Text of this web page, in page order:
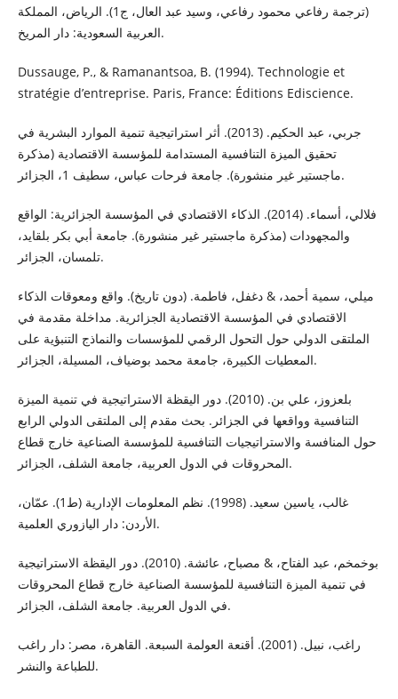
(ترجمة رفاعي محمود رفاعي، وسيد عبد العال، ج1). الرياض، المملكة
العربية السعودية: دار المريخ.
Dussauge, P., & Ramanantsoa, B. (1994). Technologie et
stratégie d’entreprise. Paris, France: Éditions Ediscience.
جربي، عبد الحكيم. (2013). أثر استراتيجية تنمية الموارد البشرية في
تحقيق الميزة التنافسية المستدامة للمؤسسة الاقتصادية (مذكرة
ماجستير غير منشورة). جامعة فرحات عباس، سطيف 1، الجزائر.
فلالي، أسماء. (2014). الذكاء الاقتصادي في المؤسسة الجزائرية: الواقع
والمجهودات (مذكرة ماجستير غير منشورة). جامعة أبي بكر بلقايد،
تلمسان، الجزائر.
ميلي، سمية أحمد، & دغفل، فاطمة. (دون تاريخ). واقع ومعوقات الذكاء
الاقتصادي في المؤسسة الاقتصادية الجزائرية. مداخلة مقدمة في
الملتقى الدولي حول التحول الرقمي للمؤسسات والنماذج التنبؤية على
المعطيات الكبيرة، جامعة محمد بوضياف، المسيلة، الجزائر.
بلعزوز، علي بن. (2010). دور اليقظة الاستراتيجية في تنمية الميزة
التنافسية وواقعها في الجزائر. بحث مقدم إلى الملتقى الدولي الرابع
حول المنافسة والاستراتيجيات التنافسية للمؤسسة الصناعية خارج قطاع
المحروقات في الدول العربية، جامعة الشلف، الجزائر.
غالب، ياسين سعيد. (1998). نظم المعلومات الإدارية (ط1). عمّان،
الأردن: دار اليازوري العلمية.
بوخمخم، عبد الفتاح، & مصباح، عائشة. (2010). دور اليقظة الاستراتيجية
في تنمية الميزة التنافسية للمؤسسة الصناعية خارج قطاع المحروقات
في الدول العربية. جامعة الشلف، الجزائر.
راغب، نبيل. (2001). أقنعة العولمة السبعة. القاهرة، مصر: دار راغب
للطباعة والنشر.